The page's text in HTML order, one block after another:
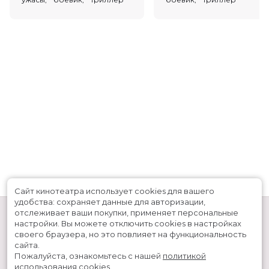
Сайт кинотеатра использует cookies для вашего
удобства: сохраняет данные для авторизации,
отслеживает ваши покупки, применяет персональные
настройки. Вы можете отключить cookies в настройках
своего браузера, но это повлияет на функциональность
сайта.
Пожалуйста, ознакомьтесь с нашей политикой
использования cookies